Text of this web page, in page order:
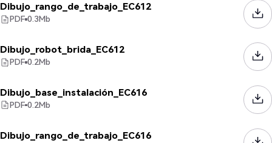
Dibujo_rango_de_trabajo_EC612
PDF 0.3Mb
Dibujo_robot_brida_EC612
PDF 0.2Mb
Dibujo_base_instalación_EC616
PDF 0.2Mb
Dibujo_rango_de_trabajo_EC616